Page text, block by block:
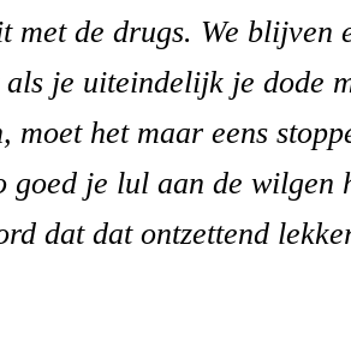
met de drugs. We blijven
als je uiteindelijk je dode
moet het maar eens
goed je lul aan de wilgen
dat dat ontzettend